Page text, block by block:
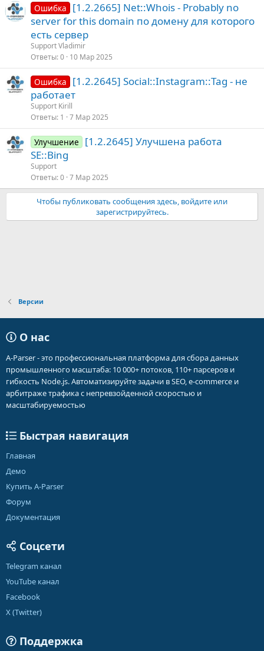
Ошибка
[1.2.2665] Net::Whois - Probably no
server for this domain по домену для которого
есть сервер
Support Vladimir
Ответы 0 10 Мар 2025
Ошибка
[1.2.2645] Social::Instagram::Tag - не
работает
Support Kirill
Ответы 1 7 Мар 2025
Улучшение
[1.2.2645] Улучшена работа
SE::Bing
Support
Ответы 0 7 Мар 2025
Чтобы публиковать сообщения здесь, войдите или
зарегистрируйтесь.
Версии
О нас
A-Parser - это профессиональная платформа для сбора данных
промышленного масштаба: 10 000+ потоков, 110+ парсеров и
гибкость Node.js. Автоматизируйте задачи в SEO, e-commerce и
арбитраже трафика с непревзойденной скоростью и
масштабируемостью
Быстрая навигация
Главная
Демо
Купить A-Parser
Форум
Документация
Соцсети
Telegram канал
YouTube канал
Facebook
X (Twitter)
Поддержка